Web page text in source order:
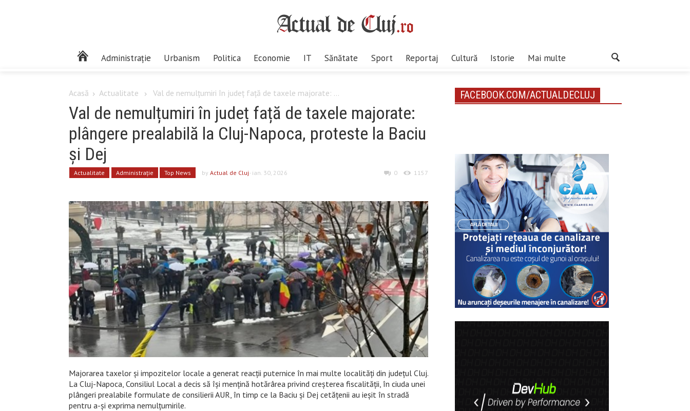
Administrație Urbanism Politica Economie IT Sănătate Sport Reportaj Cultură Istorie Mai multe
Acasă Actualitate Val de nemulțumiri în județ față de taxele majorate: ...
Val de nemulțumiri în județ față de taxele majorate:
plângere prealabilă la Cluj-Napoca, proteste la Baciu
și Dej
Actualitate Administrație Top News byActual de Cluj- ian. 30, 2026 0 1157
Majorarea taxelor și impozitelor locale a generat reacții puternice în mai multe localități din județul Cluj.
La Cluj-Napoca, Consiliul Local a decis să își mențină hotărârea privind creșterea fiscalității, în ciuda unei
plângeri prealabile formulate de consilierii AUR, în timp ce la Baciu și Dej cetățenii au ieșit în stradă
pentru a-și exprima nemulțumirile.
FACEBOOK.COM/ACTUALDECLUJ